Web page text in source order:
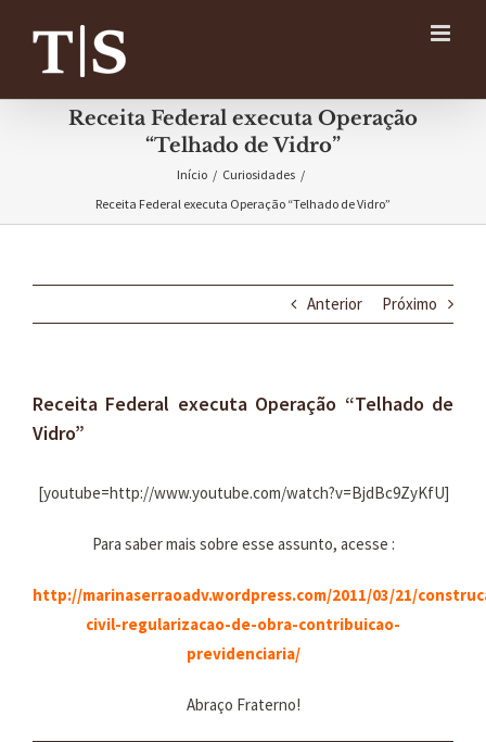
conteúdo
Receita Federal executa Operação
“Telhado de Vidro”
Início / Curiosidades /
Receita Federal executa Operação “Telhado de Vidro”
Anterior Próximo
Receita Federal executa Operação “Telhado de
Vidro”
[youtube=http://www.youtube.com/watch?v=BjdBc9ZyKfU]
Para saber mais sobre esse assunto, acesse :
http://marinaserraoadv.wordpress.com/2011/03/21/
civil-regularizacao-de-obra-contribuicao-
previdenciaria/
Abraço Fraterno!